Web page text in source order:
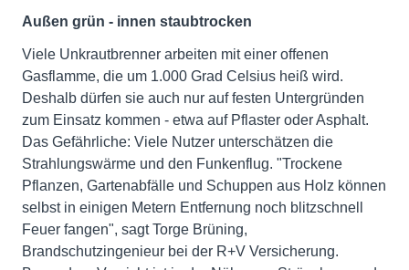
Außen grün - innen staubtrocken
Viele Unkrautbrenner arbeiten mit einer offenen
Gasflamme, die um 1.000 Grad Celsius heiß wird.
Deshalb dürfen sie auch nur auf festen Untergründen
zum Einsatz kommen - etwa auf Pflaster oder Asphalt.
Das Gefährliche: Viele Nutzer unterschätzen die
Strahlungswärme und den Funkenflug. "Trockene
Pflanzen, Gartenabfälle und Schuppen aus Holz können
selbst in einigen Metern Entfernung noch blitzschnell
Feuer fangen", sagt Torge Brüning,
Brandschutzingenieur bei der R+V Versicherung.